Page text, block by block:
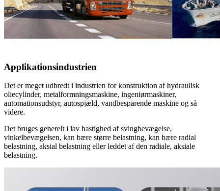
Applikationsindustrien
Det er meget udbredt i industrien for konstruktion af hydraulisk
oliecylinder, metalformningsmaskine, ingeniørmaskiner,
automationsudstyr, autospjæld, vandbesparende maskine og så
videre.
Det bruges generelt i lav hastighed af svingbevægelse,
vinkelbevægelsen, kan bære større belastning, kan bære radial
belastning, aksial belastning eller leddet af den radiale, aksiale
belastning.